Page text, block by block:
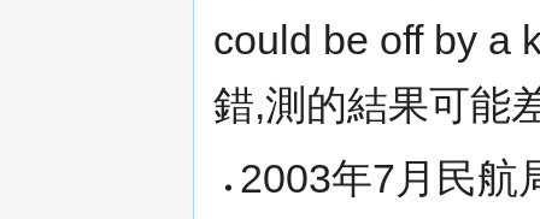
could be off by a
錯,測的結果可能
2003年7月民航